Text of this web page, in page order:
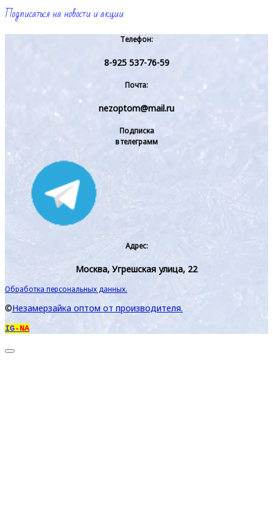
Подписаться на новости и акции
Телефон:
8-925 537-76-59
Почта:
nezoptom@mail.ru
Подписка
в телеграмм
Адрес:
Москва, Угрешская улица, 22
Обработка персональных данных.
©Незамерзайка оптом от производителя.
IG-NA